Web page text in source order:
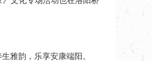
雅韵，乐享安康端阳。